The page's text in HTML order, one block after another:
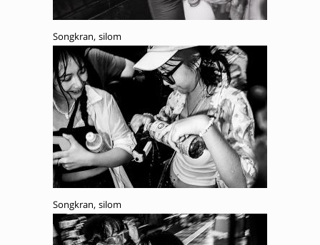
Songkran, silom
Songkran, silom